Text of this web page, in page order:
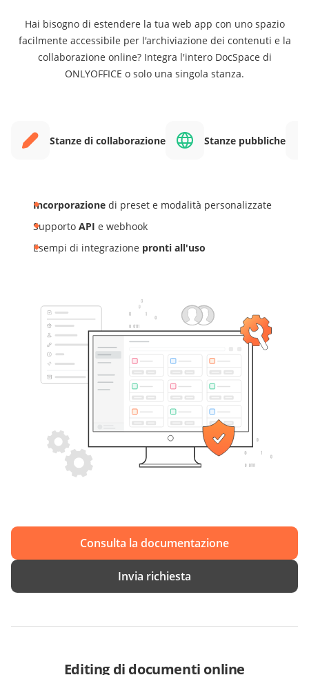
Hai bisogno di estendere la tua web app con uno spazio
facilmente accessibile per l'archiviazione dei contenuti e la
collaborazione online? Integra l'intero DocSpace di
ONLYOFFICE o solo una singola stanza.
Stanze di collaborazione Stanze pubbliche
Incorporazione di preset e modalità personalizzate
Supporto API e webhook
Esempi di integrazione pronti all'uso
Consulta la documentazione
Invia richiesta
Editing di documenti online